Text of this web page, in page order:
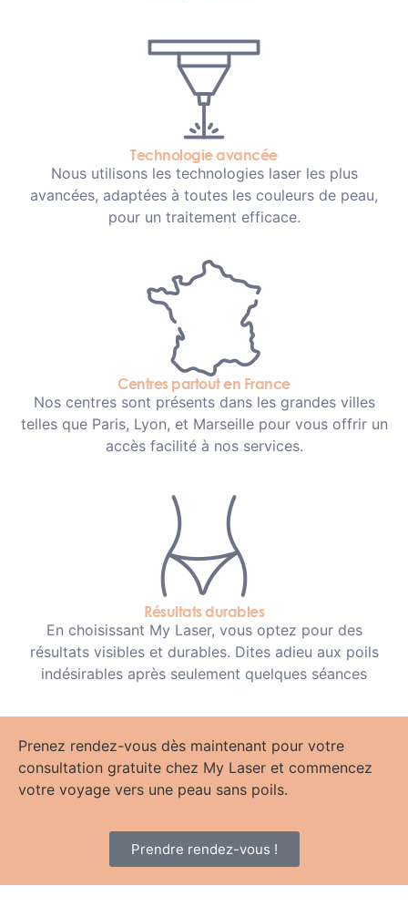
Technologie avancée
Nous utilisons les technologies laser les plus
avancées, adaptées à toutes les couleurs de peau,
pour un traitement efficace.
Centres partout en France
Nos centres sont présents dans les grandes villes
telles que Paris, Lyon, et Marseille pour vous offrir un
accès facilité à nos services.
Résultats durables
En choisissant My Laser, vous optez pour des
résultats visibles et durables. Dites adieu aux poils
indésirables après seulement quelques séances
Prenez rendez-vous dès maintenant pour votre
consultation gratuite chez My Laser et commencez
votre voyage vers une peau sans poils.
Prendre rendez-vous !